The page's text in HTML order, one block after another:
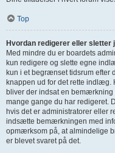
Top
Hvordan redigerer eller sletter
Med mindre du er boardets
kun redigere og slette egne
kun i et begrænset tidsrum efter
knappen ud for det rette
bliver der indsat en
mange gange du har redigeret.
hvis det er administratorer eller
indsætte bemærkningen med
opmærksom på, at almindelige
er blevet svaret på det.